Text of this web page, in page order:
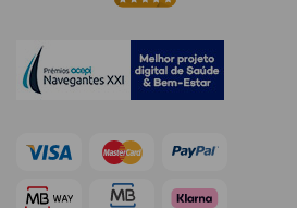
Séruns Faciais
Anti-
envelhecimento